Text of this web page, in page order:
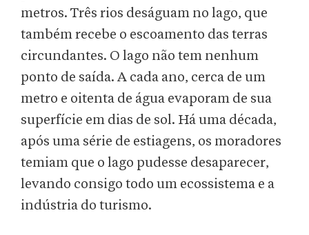
metros. Três rios deságuam no lago, que
também recebe o escoamento das terras
circundantes. O lago não tem nenhum
ponto de saída. A cada ano, cerca de um
metro e oitenta de água evaporam de sua
superfície em dias de sol. Há uma década,
após uma série de estiagens, os moradores
temiam que o lago pudesse desaparecer,
levando consigo todo um ecossistema e a
indústria do turismo.